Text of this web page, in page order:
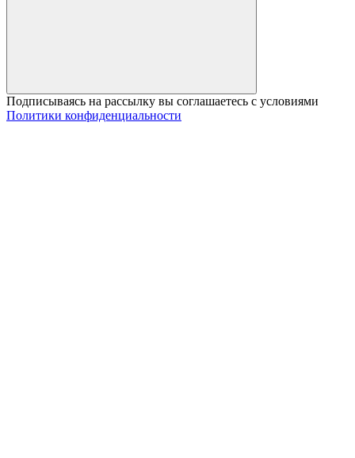
Подписываясь на рассылку вы соглашаетесь с условиями
Политики конфиденциальности